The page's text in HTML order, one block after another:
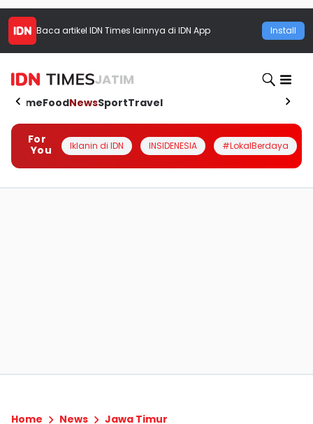
Baca artikel IDN Times lainnya di IDN App Install
JATIM
HomeFoodNewsSportTravel
For
You
Iklanin di IDN INSIDENESIA #LokalBerdaya
Home News Jawa Timur